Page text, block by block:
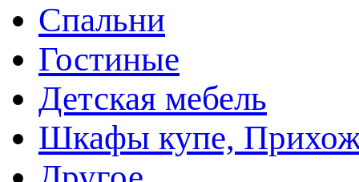
Спальни
Гостиные
Детская мебель
Шкафы купе,